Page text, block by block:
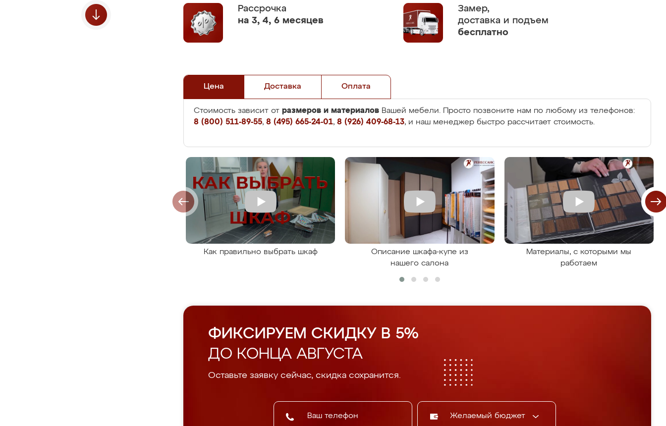
Рассрочка
на 3, 4, 6 месяцев
Замер,
доставка и подъем
бесплатно
Цена Доставка Оплата
Стоимость зависит от размеров и материалов Вашей мебели. Просто позвоните нам по любому из телефонов:
8 (800) 511-89-55, 8 (495) 665-24-01, 8 (926) 409-68-13, и наш менеджер быстро рассчитает стоимость.
Как правильно выбрать шкаф
Описание шкафа-купе из
нашего салона
Материалы, с которыми мы
работаем
ФИКСИРУЕМ СКИДКУ В 5%
ДО КОНЦА АВГУСТА
Оставьте заявку сейчас, скидка сохранится.
Желаемый бюджет